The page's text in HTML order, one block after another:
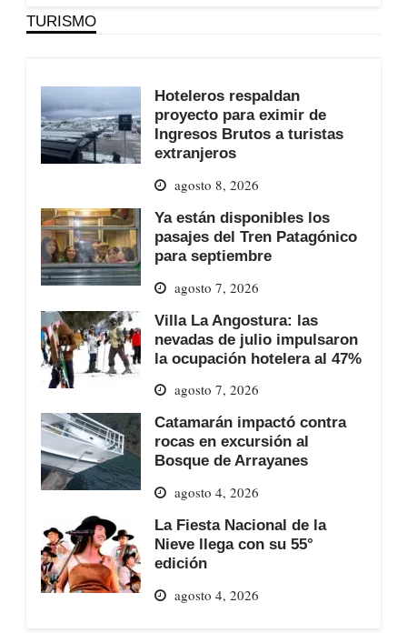
TURISMO
Hoteleros respaldan
proyecto para eximir de
Ingresos Brutos a turistas
extranjeros
agosto 8, 2026
Ya están disponibles los
pasajes del Tren Patagónico
para septiembre
agosto 7, 2026
Villa La Angostura: las
nevadas de julio impulsaron
la ocupación hotelera al 47%
agosto 7, 2026
Catamarán impactó contra
rocas en excursión al
Bosque de Arrayanes
agosto 4, 2026
La Fiesta Nacional de la
Nieve llega con su 55°
edición
agosto 4, 2026